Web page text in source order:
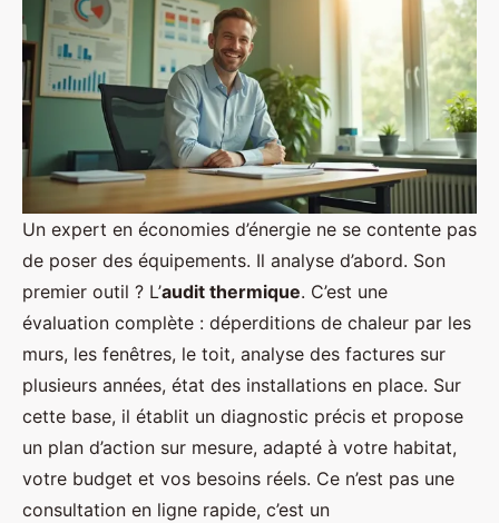
Un expert en économies d’énergie ne se contente pas
de poser des équipements. Il analyse d’abord. Son
premier outil ? L’audit thermique. C’est une
évaluation complète : déperditions de chaleur par les
murs, les fenêtres, le toit, analyse des factures sur
plusieurs années, état des installations en place. Sur
cette base, il établit un diagnostic précis et propose
un plan d’action sur mesure, adapté à votre habitat,
votre budget et vos besoins réels. Ce n’est pas une
consultation en ligne rapide, c’est un